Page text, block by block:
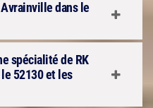
dans le
spécialité de RK
52130 et les